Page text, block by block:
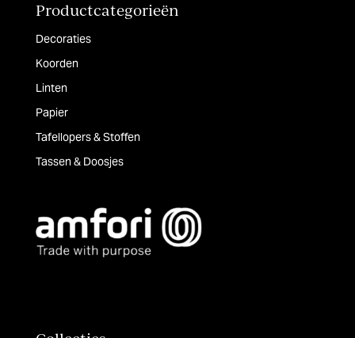
Productcategorieën
Decoraties
Koorden
Linten
Papier
Tafellopers & Stoffen
Tassen & Doosjes